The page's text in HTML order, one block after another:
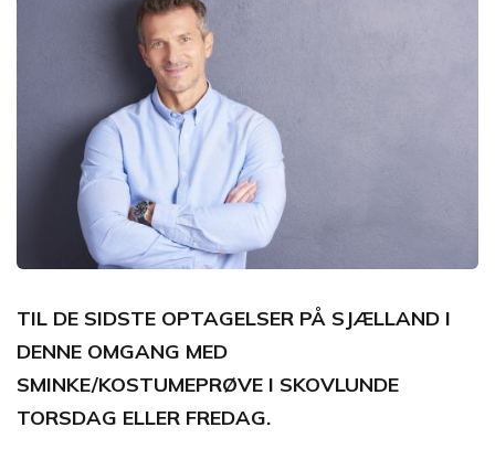
TIL DE SIDSTE OPTAGELSER PÅ SJÆLLAND I
DENNE OMGANG MED
SMINKE/KOSTUMEPRØVE I SKOVLUNDE
TORSDAG ELLER FREDAG.